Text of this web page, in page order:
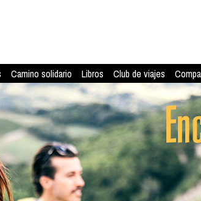
Camino solidario Libros Club de viajes